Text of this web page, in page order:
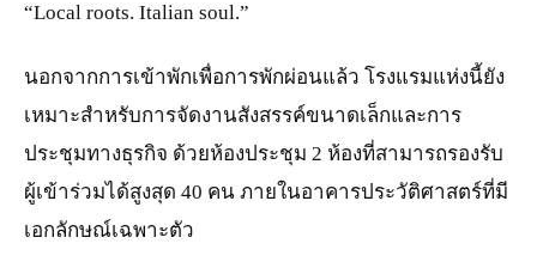
“Local roots. Italian soul.”
นอกจากการเข้าพักเพื่อการพักผ่อนแล้ว โรงแรมแห่งนี้ยัง
เหมาะสำหรับการจัดงานสังสรรค์ขนาดเล็กและการ
ประชุมทางธุรกิจ ด้วยห้องประชุม 2 ห้องที่สามารถรองรับ
ผู้เข้าร่วมได้สูงสุด 40 คน ภายในอาคารประวัติศาสตร์ที่มี
เอกลักษณ์เฉพาะตัว